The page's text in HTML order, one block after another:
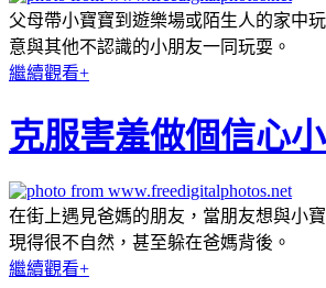
父母帶小寶寶到遊樂場或陌生人的家中
意與其他不認識的小朋友一同玩耍。
繼續觀看+
克服害羞做個信心
在街上遇見爸媽的朋友，當朋友想與小
現得很不自然，甚至躲在爸媽背後。
繼續觀看+